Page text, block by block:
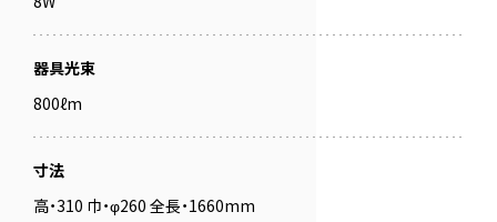
器具光束
800ℓm
寸法
高・310 巾・φ260 全長・1660mm